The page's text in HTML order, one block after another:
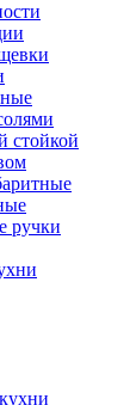
стойкой
ручки